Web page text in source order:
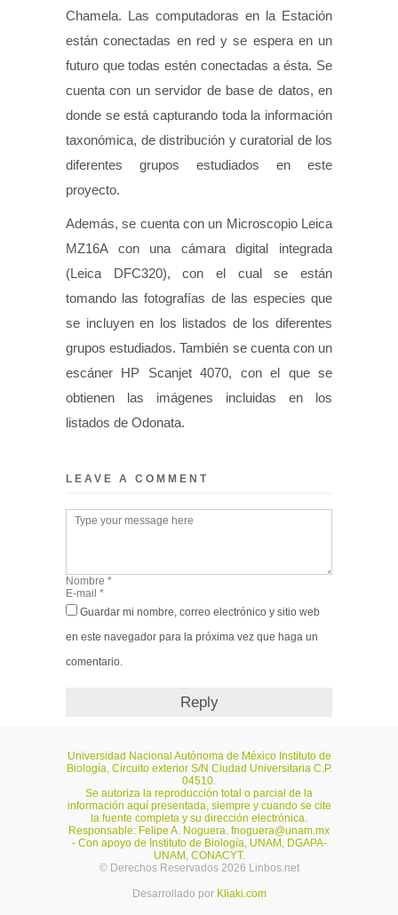
Chamela. Las computadoras en la Estación
están conectadas en red y se espera en un
futuro que todas estén conectadas a ésta. Se
cuenta con un servidor de base de datos, en
donde se está capturando toda la información
taxonómica, de distribución y curatorial de los
diferentes grupos estudiados en este
proyecto.
Además, se cuenta con un Microscopio Leica
MZ16A con una cámara digital integrada
(Leica DFC320), con el cual se están
tomando las fotografías de las especies que
se incluyen en los listados de los diferentes
grupos estudiados. También se cuenta con un
escáner HP Scanjet 4070, con el que se
obtienen las imágenes incluidas en los
listados de Odonata.
LEAVE A COMMENT
Guardar mi nombre, correo electrónico y sitio web
en este navegador para la próxima vez que haga un
comentario.
Universidad Nacional Autónoma de México Instituto de
Biología, Circuito exterior S/N Ciudad Universitaria C.P.
04510.
Se autoriza la reproducción total o parcial de la
información aquí presentada, siempre y cuando se cite
la fuente completa y su dirección electrónica.
Responsable: Felipe A. Noguera. fnoguera@unam.mx
- Con apoyo de Instituto de Biología, UNAM, DGAPA-
UNAM, CONACYT.
© Derechos Reservados 2026 Linbos.net
Desarrollado por Kliaki.com